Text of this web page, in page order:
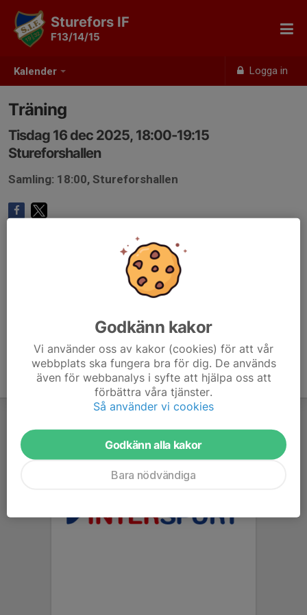
Kalender Logga in
Sturefors IF
F13/14/15
Träning
Tisdag 16 dec 2025, 18:00-19:15
Stureforshallen
Samling: 18:00, Stureforshallen
Godkänn kakor
Vi använder oss av kakor (cookies) för att vår
webbplats ska fungera bra för dig. De används
även för webbanalys i syfte att hjälpa oss att
förbättra våra tjänster.
Så använder vi cookies
Godkänn alla kakor
Bara nödvändiga